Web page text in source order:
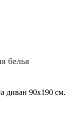
белья
90х190 см.